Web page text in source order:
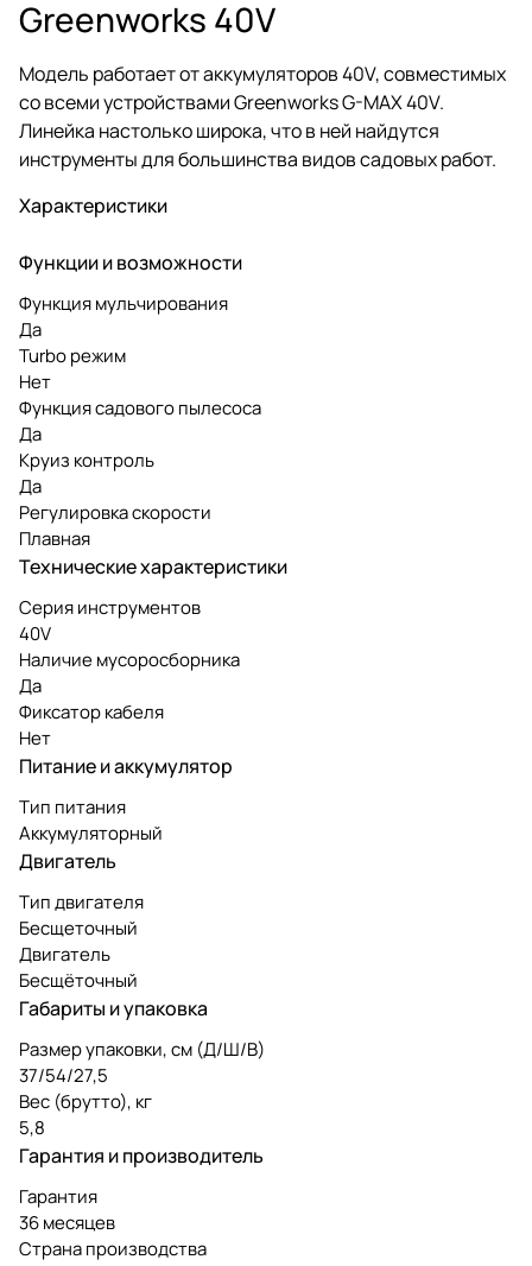
Greenworks 40V
Модель работает от аккумуляторов 40V, совместимых
со всеми устройствами Greenworks G-MAX 40V.
Линейка настолько широка, что в ней найдутся
инструменты для большинства видов садовых работ.
Характеристики
Функции и возможности
Функция мульчирования
Да
Turbo режим
Нет
Функция садового пылесоса
Да
Круиз контроль
Да
Регулировка скорости
Плавная
Технические характеристики
Серия инструментов
40V
Наличие мусоросборника
Да
Фиксатор кабеля
Нет
Питание и аккумулятор
Тип питания
Аккумуляторный
Двигатель
Тип двигателя
Бесщеточный
Двигатель
Бесщёточный
Габариты и упаковка
Размер упаковки, см (Д/Ш/В)
37/54/27,5
Вес (брутто), кг
5,8
Гарантия и производитель
Гарантия
36 месяцев
Страна производства